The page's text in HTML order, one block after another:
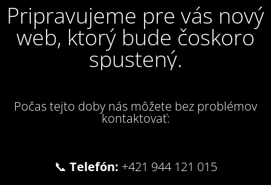
Pripravujeme pre vás nový
web, ktorý bude čoskoro
spustený.
Počas tejto doby nás môžete bez problémov
kontaktovať:
📞 Telefón: +421 944 121 015